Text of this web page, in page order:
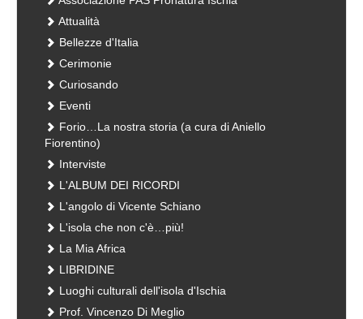
Attualità
Bellezze d'Italia
Cerimonie
Curiosando
Eventi
Forio…La nostra storia (a cura di Aniello
Fiorentino)
Interviste
L'ALBUM DEI RICORDI
L'angolo di Vicente Schiano
L'isola che non c'è…più!
La Mia Africa
LIBRIDINE
Luoghi culturali dell'isola d'Ischia
Prof. Vincenzo Di Meglio